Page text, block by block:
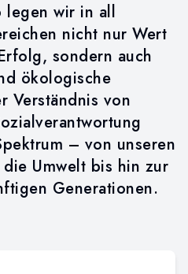
legen wir in all
nicht nur Wert
sondern auch
ökologische
Verständnis von
– von unseren
Umwelt bis hin zur
Generationen.